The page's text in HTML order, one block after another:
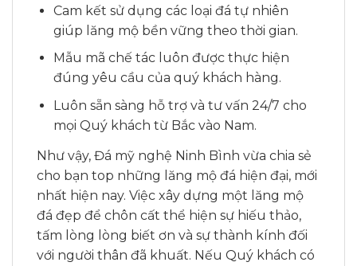
Cam kết sử dụng các loại đá tự nhiên
giúp lăng mộ bền vững theo thời gian.
Mẫu mã chế tác luôn được thực hiện
đúng yêu cầu của quý khách hàng.
Luôn sẵn sàng hỗ trợ và tư vấn 24/7 cho
mọi Quý khách từ Bắc vào Nam.
Như vậy, Đá mỹ nghệ Ninh Bình vừa chia sẻ
cho bạn top những lăng mộ đá hiện đại, mới
nhất hiện nay. Việc xây dựng một lăng mộ
đá đẹp để chôn cất thể hiện sự hiếu thảo,
tấm lòng lòng biết ơn và sự thành kính đối
với người thân đã khuất. Nếu Quý khách có